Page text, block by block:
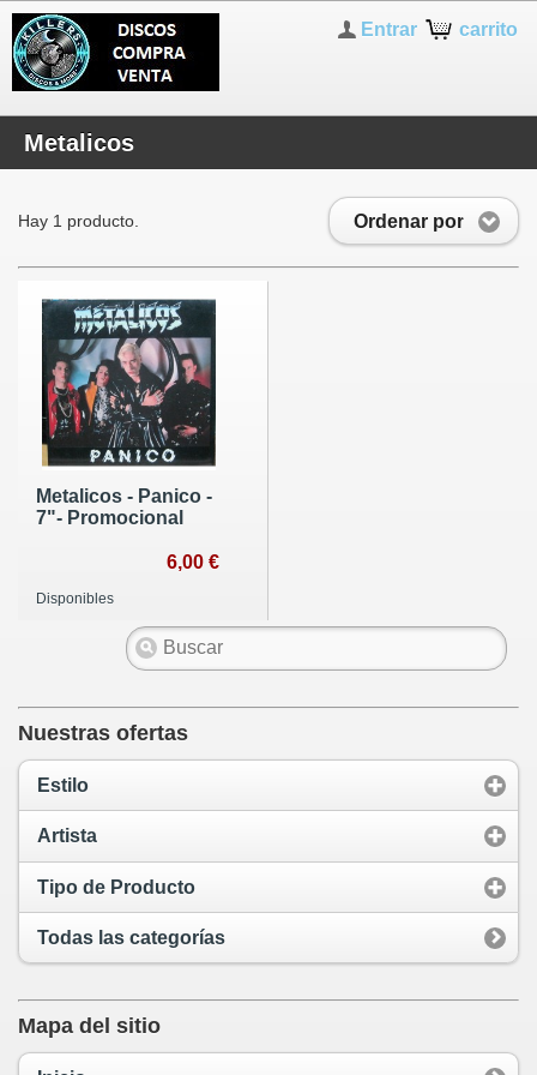
carrito
Entrar
Metalicos
Ordenar por
Hay 1 producto.
Metalicos - Panico -
7"- Promocional
6,00 €
Disponibles
Nuestras ofertas
Estilo
Artista
Tipo de Producto
Todas las categorías
Mapa del sitio